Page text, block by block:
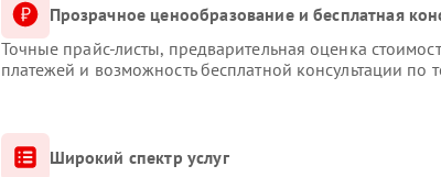
Прозрачное ценообразование и бесплатная
Точные прайс-листы, предварительная оценка
платежей и возможность бесплатной консультации по
Широкий спектр услуг